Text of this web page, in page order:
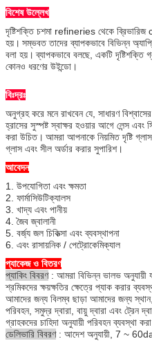
বিশেষ উল্লেখ
দৃষ্টিশক্তি চশমা refineries থেকে
হয়। সম্ভবত তাদের ব্যাপকভাবে বিভিন্ন
বলা হয়। ব্যাপকভাবে বলছে, একটি দৃষ্টিশক্তি
কোনও ধরণের উইন্ডো।
বিঃদ্রঃ
অনুগ্রহ করে মনে রাখবেন যে, সাধারণ
হ্রাসের সুস্পষ্ট স্বাক্ষর হওয়ার আগে লেন্স এবং
করা উচিত। আমরা আপনাকে নিয়মিত দৃষ্টি
গ্লাস এবং সীল অর্ডার করার সুপারিশ।
আবেদন
1. উপযোগিতা এবং ক্ষমতা
2. ফার্মাসিউটিক্যালস
3. খাদ্য এবং পানীয়
4. জৈব জ্বালানী
5. বর্জ্য জল চিকিত্সা এবং ব্যবস্থাপনা
6. এবং রাসায়নিক / পেট্রোকেমিক্যাল
প্যাকেজ ও বিতরণ
প্যাকিং বিবরণ : আমরা বিভিন্ন ভালভ অনুযায়ী
শ্রমিকদের ক্ষয়ক্ষতির ক্ষেত্রে প্যাক করার
আমাদের জন্য বিলম্ব ছাড়া আমাদের জন্য
পরিবহন, সমুদ্র দ্বারা, বায়ু দ্বারা এবং ট্রেন
গ্রাহকদের চাহিদা অনুযায়ী পরিবহন ব্যবস্থা
ডেলিভারি বিবরণ : আদেশ অনুযায়ী, 7 ~